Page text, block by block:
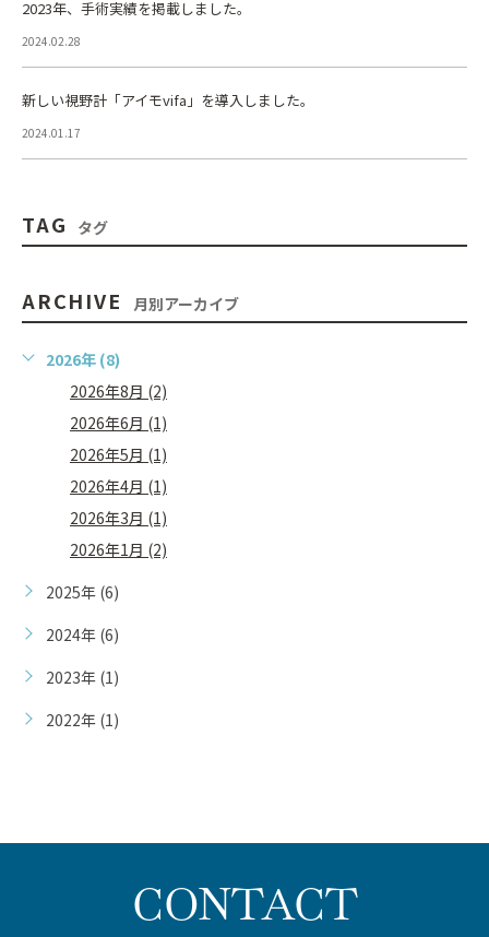
2023年、手術実績を掲載しました。
2024.02.28
新しい視野計「アイモvifa」を導入しました。
2024.01.17
TAG タグ
ARCHIVE 月別アーカイブ
2026年 (8)
2026年8月 (2)
2026年6月 (1)
2026年5月 (1)
2026年4月 (1)
2026年3月 (1)
2026年1月 (2)
2025年 (6)
2024年 (6)
2023年 (1)
2022年 (1)
CONTACT